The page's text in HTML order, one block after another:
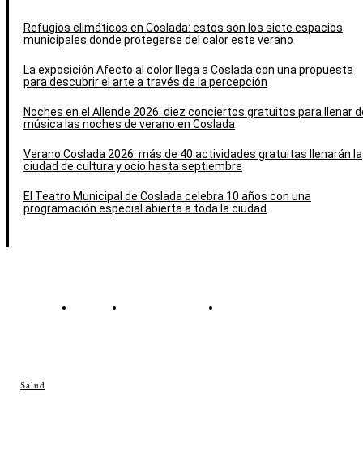
Salud
Refugios climáticos en Coslada: estos son los siete espacios
municipales donde protegerse del calor este verano
La exposición Afecto al color llega a Coslada con una propuesta
para descubrir el arte a través de la percepción
Noches en el Allende 2026: diez conciertos gratuitos para llenar
música las noches de verano en Coslada
Verano Coslada 2026: más de 40 actividades gratuitas llenarán la
ciudad de cultura y ocio hasta septiembre
El Teatro Municipal de Coslada celebra 10 años con una
programación especial abierta a toda la ciudad
Contacto Política de cookies